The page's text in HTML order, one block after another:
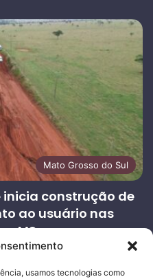
usamos tecnologias como
Mato Grosso do Sul
inicia construção de
ao usuário nas
MS
Próxima